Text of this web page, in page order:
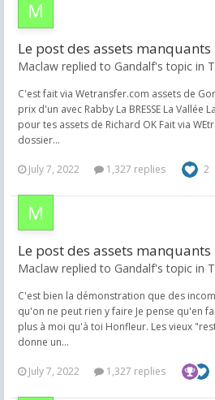
Le post des assets manquants
Maclaw replied to Gandalf's topic in
C'est fait via Wetransfer.com assets de
prix d'un avec Rabby La BRESSE La Vallée
pour tes assets de Richard OK Fait via
dossier...
July 7, 2022 1,327 replies 2
Le post des assets manquants
Maclaw replied to Gandalf's topic in
C'est bien la démonstration que des
qu'on ne peut rien y faire Je pense qu'en
plus à moi qu'à toi Honfleur. Les vieux
donne un...
July 7, 2022 1,327 replies